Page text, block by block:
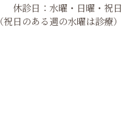
休診日：水曜・日曜・祝日
（祝日のある週の水曜は診療）